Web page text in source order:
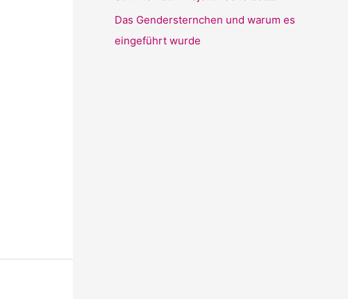
Das Gendersternchen und warum es
eingeführt wurde